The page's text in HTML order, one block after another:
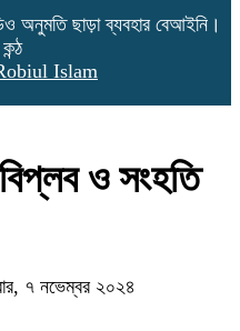
অনুমতি ছাড়া ব্যবহার বেআইনি।
Islam
ও সংহতি
৭ নভেম্বর ২০২৪